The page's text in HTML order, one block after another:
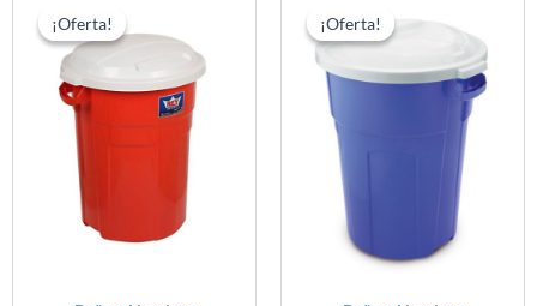
¡Oferta!
¡Oferta!
original
S/ 714.00.
¡Oferta!
¡Oferta!
precio
original
era:
S/ 840.00.